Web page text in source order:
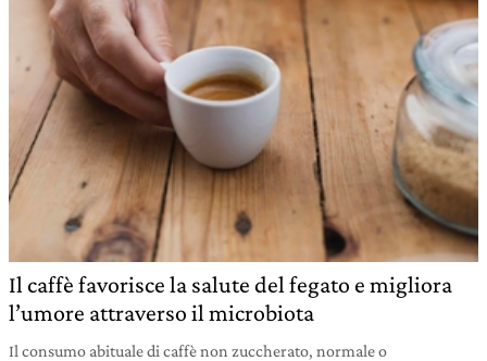
Il caffè favorisce la salute del fegato e migliora
l’umore attraverso il microbiota
Il consumo abituale di caffè non zuccherato, normale o